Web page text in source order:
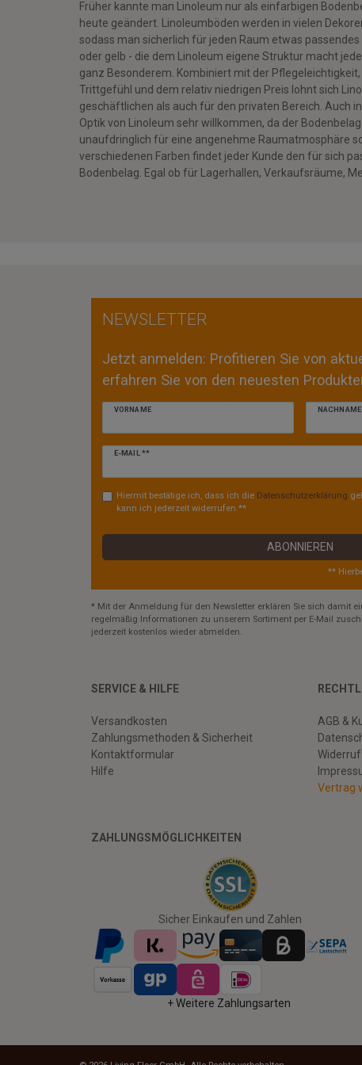
Früher kannte man Linoleum nur als einfarbigen
heute geändert. Linoleumböden werden in vielen
sodass man sicherlich für jeden Raum etwas
oder gelb - die dem Linoleum eigene Struktur macht
ganz Besonderem. Kombiniert mit der
Trittgefühl und dem relativ niedrigen Preis lohnt sich
geschäftlichen als auch für den privaten Bereich. Auch
Optik von Linoleum sehr willkommen, da der
unaufdringlich für eine angenehme Raumatmosphäre
verschiedenen Farben findet jeder Kunde den für sich
Bodenbelag. Egal ob für Lagerhallen, Verkaufsräume,
NEWSLETTER
Jetzt anmelden: Profitieren Sie von
erfahren Sie von den neuesten
VORNAME NACHNAME
E-MAIL **
Newsletter
Hiermit bestätige ich, dass ich die Daten­schutz­erklärung
kann ich jederzeit widerrufen.**
ABONNIEREN
**
* Mit der Anmeldung für den Newsletter erklären Sie sich damit
regelmäßig Informationen zu unserem Sortiment per E-Mail
jederzeit kostenlos wieder abmelden.
SERVICE & HILFE
Versandkosten
Zahlungsmethoden & Sicherheit
Kontaktformular
Hilfe
AGB &
Vertrag
ZAHLUNGSMÖGLICHKEITEN
Sicher Einkaufen und Zahlen
+ Weitere Zahlungsarten
Twitter Youtube